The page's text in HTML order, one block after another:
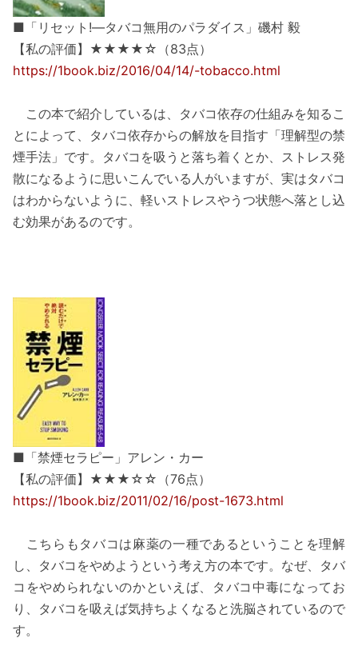
■「リセット!―タバコ無用のパラダイス」磯村 毅
【私の評価】★★★★☆（83点）
https://1book.biz/2016/04/14/-tobacco.html
この本で紹介しているは、タバコ依存の仕組みを知るこ
とによって、タバコ依存からの解放を目指す「理解型の禁
煙手法」です。タバコを吸うと落ち着くとか、ストレス発
散になるように思いこんでいる人がいますが、実はタバコ
はわからないように、軽いストレスやうつ状態へ落とし込
む効果があるのです。
■「禁煙セラピー」アレン・カー
【私の評価】★★★☆☆（76点）
https://1book.biz/2011/02/16/post-1673.html
こちらもタバコは麻薬の一種であるということを理解
し、タバコをやめようという考え方の本です。なぜ、タバ
コをやめられないのかといえば、タバコ中毒になってお
り、タバコを吸えば気持ちよくなると洗脳されているので
す。